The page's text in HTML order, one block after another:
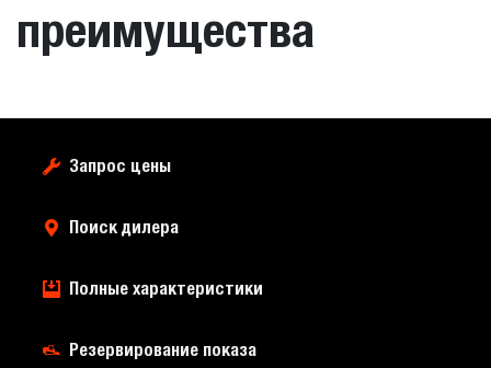
преимущества
Запрос цены
Поиск дилера
Полные характеристики
Резервирование показа